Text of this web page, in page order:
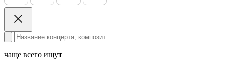
чаще всего ищут